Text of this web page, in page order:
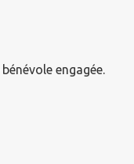
engagée.